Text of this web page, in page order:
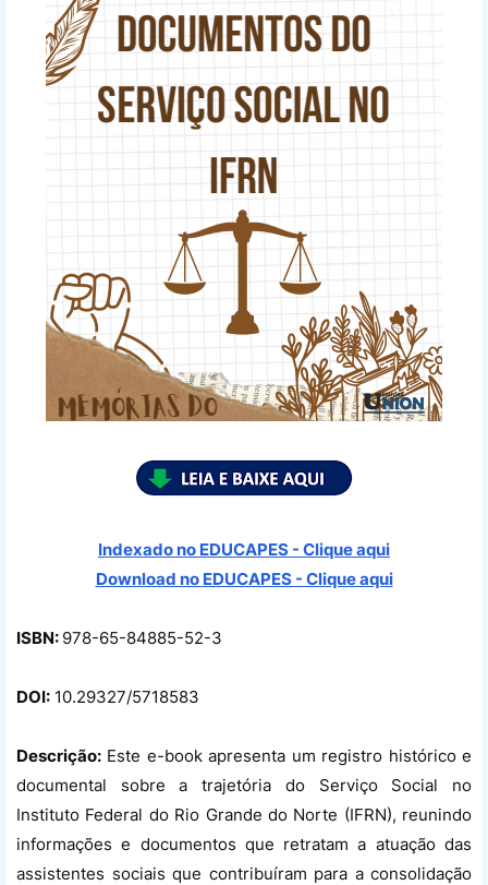
Indexado no EDUCAPES - Clique aqui
Download no EDUCAPES - Clique aqui
ISBN: 978-65-84885-52-3
DOI: 10.29327/5718583
Descrição: Este e-book apresenta um registro histórico e
documental sobre a trajetória do Serviço Social no
Instituto Federal do Rio Grande do Norte (IFRN), reunindo
informações e documentos que retratam a atuação das
assistentes sociais que contribuíram para a consolidação